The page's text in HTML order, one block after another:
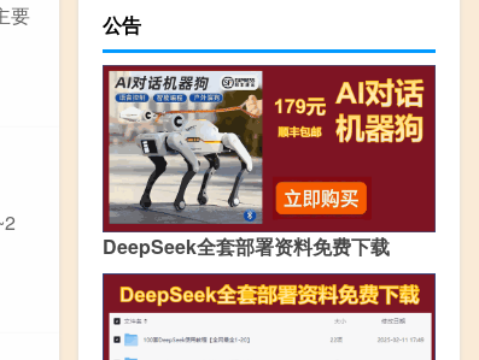
要
公告
DeepSeek全套部署资料免费下载